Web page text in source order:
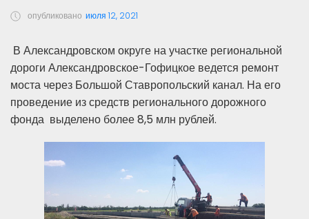
опубликовано июля 12, 2021
В Александровском округе на участке региональной
дороги Александровское-Гофицкое ведется ремонт
моста через Большой Ставропольский канал. На его
проведение из средств регионального дорожного
фонда выделено более 8,5 млн рублей.